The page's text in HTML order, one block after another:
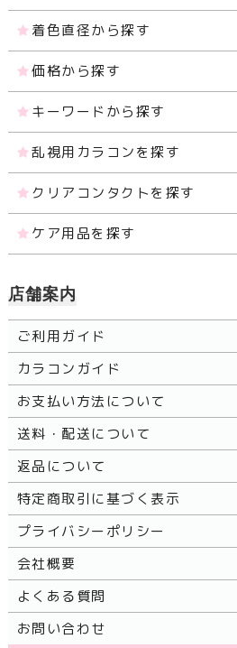
着色直径から探す
価格から探す
キーワードから探す
乱視用カラコンを探す
クリアコンタクトを探す
ケア用品を探す
店舗案内
ご利用ガイド
カラコンガイド
お支払い方法について
送料・配送について
返品について
特定商取引に基づく表示
プライバシーポリシー
会社概要
よくある質問
お問い合わせ